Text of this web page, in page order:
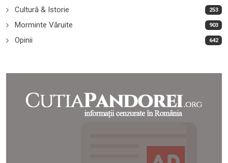
Cultură & Istorie 253
Morminte Văruite 903
Opinii 642